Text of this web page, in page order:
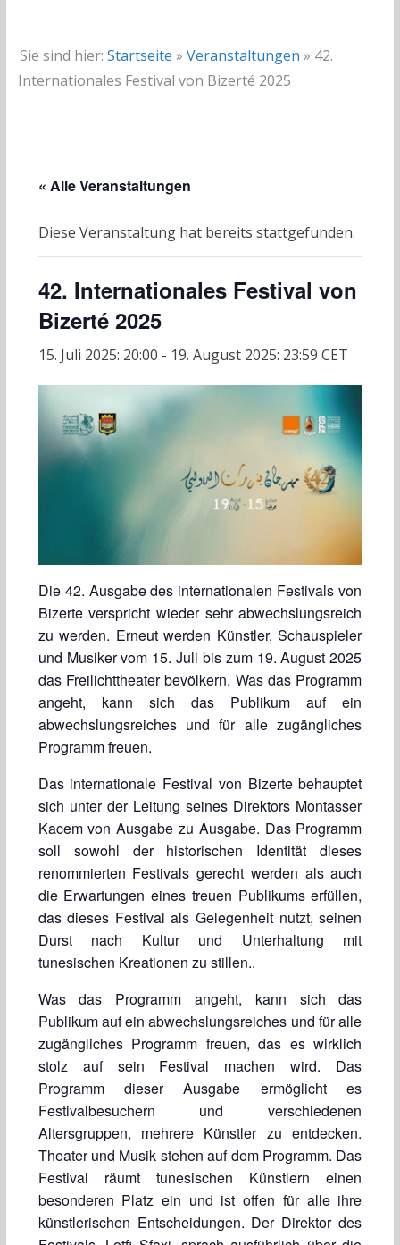
Sie sind hier: Startseite » Veranstaltungen » 42.
Internationales Festival von Bizerté 2025
« Alle Veranstaltungen
Diese Veranstaltung hat bereits stattgefunden.
42. Internationales Festival von
Bizerté 2025
15. Juli 2025: 20:00 - 19. August 2025: 23:59 CET
Die 42. Ausgabe des internationalen Festivals von
Bizerte verspricht wieder sehr abwechslungsreich
zu werden. Erneut werden Künstler, Schauspieler
und Musiker vom 15. Juli bis zum 19. August 2025
das Freilichttheater bevölkern. Was das Programm
angeht, kann sich das Publikum auf ein
abwechslungsreiches und für alle zugängliches
Programm freuen.
Das internationale Festival von Bizerte behauptet
sich unter der Leitung seines Direktors Montasser
Kacem von Ausgabe zu Ausgabe. Das Programm
soll sowohl der historischen Identität dieses
renommierten Festivals gerecht werden als auch
die Erwartungen eines treuen Publikums erfüllen,
das dieses Festival als Gelegenheit nutzt, seinen
Durst nach Kultur und Unterhaltung mit
tunesischen Kreationen zu stillen..
Was das Programm angeht, kann sich das
Publikum auf ein abwechslungsreiches und für alle
zugängliches Programm freuen, das es wirklich
stolz auf sein Festival machen wird. Das
Programm dieser Ausgabe ermöglicht es
Festivalbesuchern und verschiedenen
Altersgruppen, mehrere Künstler zu entdecken.
Theater und Musik stehen auf dem Programm. Das
Festival räumt tunesischen Künstlern einen
besonderen Platz ein und ist offen für alle ihre
künstlerischen Entscheidungen. Der Direktor des